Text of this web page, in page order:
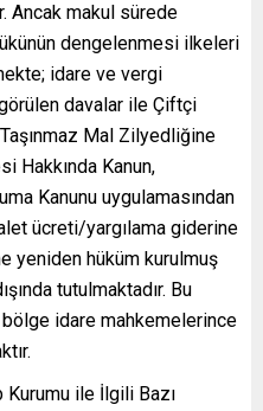
Ancak makul sürede
dengelenmesi ilkeleri
idare ve vergi
davalar ile Çiftçi
Taşınmaz Mal Zilyedliğine
Hakkında Kanun,
Kanunu uygulamasından
ücreti/yargılama giderine
yeniden hüküm kurulmuş
tutulmaktadır. Bu
idare mahkemelerince
Kurumu ile İlgili Bazı